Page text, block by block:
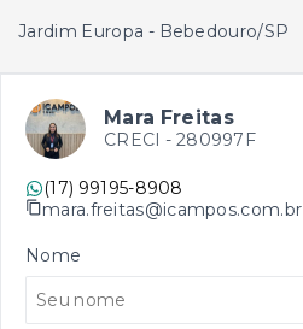
Jardim Europa - Bebedouro/SP
Mara Freitas
CRECI - 280997F
(17) 99195-8908
mara.freitas@icampos.com.br
Nome